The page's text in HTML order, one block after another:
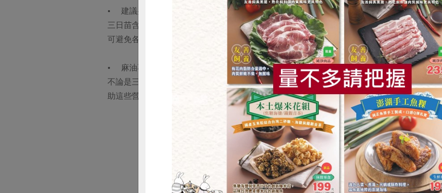
• 建議盛盤後再撒上三日苗
三日苗含有蘿蔔硫素等珍貴營養，在60度以下的環境最為活躍，麻婆豆腐盛盤後如靜置5~10
可避免各項植化素與抗氧化物質被高溫破壞，營養攝取更全面。
• 麻油不只提香，更可以幫助植化素吸收
不論是三日苗所含有的蘿蔔硫素、紅蘿蔔中所含有的胡蘿蔔素，皆屬於脂溶性營養，因此料
助這些營養素吸收的功能，讓我們不只吃得美味，也吃到滿滿營養。
# 凍豆腐 # 三日苗 # 乾香菇 # 一寸鮮
# 白胡椒 # 麻油 # 豆豉 # 花椒 # 紅蘿蔔 #
惜食 RPET 食譜 減硝酸鹽 雞蛋 食安 共